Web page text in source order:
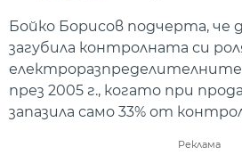
Бойко Борисов подчерта, че
загубила контролната си
през 2005 г., когато при
запазила само 33% от
Реклама